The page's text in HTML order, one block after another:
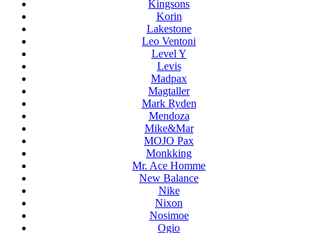
Kingsons
Korin
Lakestone
Leo Ventoni
Level Y
Levis
Madpax
Magtaller
Mark Ryden
Mendoza
Mike&Mar
MOJO Pax
Monkking
Mr. Ace Homme
New Balance
Nike
Nixon
Nosimoe
Ogio